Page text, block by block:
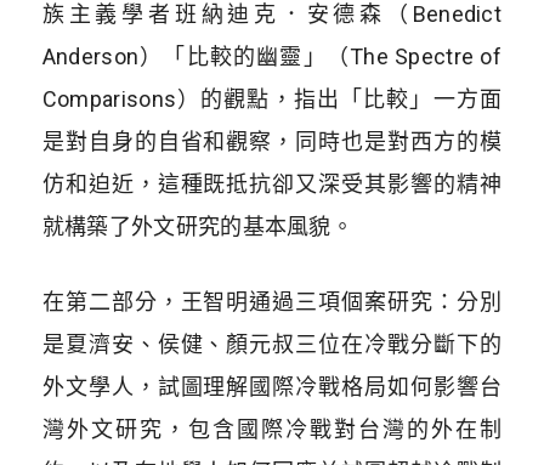
族主義學者班納迪克．安德森（Benedict
Anderson）「比較的幽靈」（The Spectre of
Comparisons）的觀點，指出「比較」一方面
是對自身的自省和觀察，同時也是對西方的模
仿和迫近，這種既抵抗卻又深受其影響的精神
就構築了外文研究的基本風貌。
在第二部分，王智明通過三項個案研究：分別
是夏濟安、侯健、顏元叔三位在冷戰分斷下的
外文學人，試圖理解國際冷戰格局如何影響台
灣外文研究，包含國際冷戰對台灣的外在制